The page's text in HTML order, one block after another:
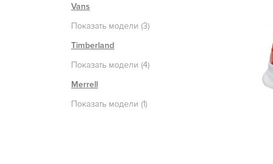
Vans
Показать модели (3)
Timberland
Показать модели (4)
Merrell
Показать модели (1)